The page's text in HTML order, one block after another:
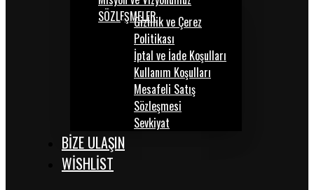
SÖZLEŞMELERGizlilik ve Çerez
Politikası
İptal ve İade Koşulları
Kullanım Koşulları
Mesafeli Satış
Sözleşmesi
Sevkiyat
BİZE ULAŞIN
WISHLIST